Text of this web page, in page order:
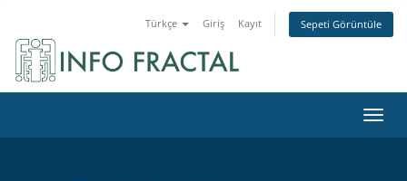
Türkçe Giriş Kayıt Sepeti Görüntüle